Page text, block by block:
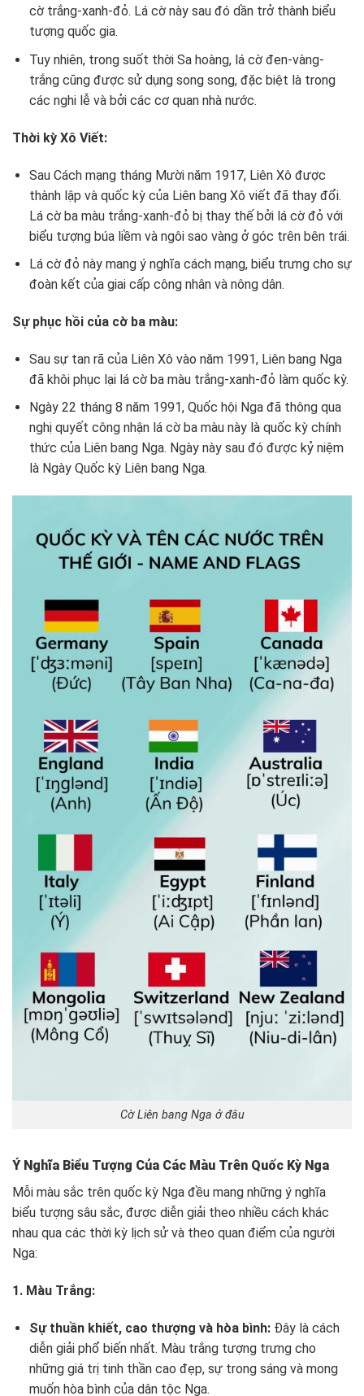
cờ trắng-xanh-đỏ. Lá cờ này sau đó dần trở thành biểu
tượng quốc gia.
Tuy nhiên, trong suốt thời Sa hoàng, lá cờ đen-vàng-
trắng cũng được sử dụng song song, đặc biệt là trong
các nghi lễ và bởi các cơ quan nhà nước.
Thời kỳ Xô Viết:
Sau Cách mạng tháng Mười năm 1917, Liên Xô được
thành lập và quốc kỳ của Liên bang Xô viết đã thay đổi.
Lá cờ ba màu trắng-xanh-đỏ bị thay thế bởi lá cờ đỏ với
biểu tượng búa liềm và ngôi sao vàng ở góc trên bên trái.
Lá cờ đỏ này mang ý nghĩa cách mạng, biểu trưng cho sự
đoàn kết của giai cấp công nhân và nông dân.
Sự phục hồi của cờ ba màu:
Sau sự tan rã của Liên Xô vào năm 1991, Liên bang Nga
đã khôi phục lại lá cờ ba màu trắng-xanh-đỏ làm quốc kỳ.
Ngày 22 tháng 8 năm 1991, Quốc hội Nga đã thông qua
nghị quyết công nhận lá cờ ba màu này là quốc kỳ chính
thức của Liên bang Nga. Ngày này sau đó được kỷ niệm
là Ngày Quốc kỳ Liên bang Nga.
Cờ Liên bang Nga ở đâu
Ý Nghĩa Biểu Tượng Của Các Màu Trên Quốc Kỳ Nga
Mỗi màu sắc trên quốc kỳ Nga đều mang những ý nghĩa
biểu tượng sâu sắc, được diễn giải theo nhiều cách khác
nhau qua các thời kỳ lịch sử và theo quan điểm của người
Nga:
1. Màu Trắng:
Sự thuần khiết, cao thượng và hòa bình:Đây là cách
diễn giải phổ biến nhất. Màu trắng tượng trưng cho
những giá trị tinh thần cao đẹp, sự trong sáng và mong
muốn hòa bình của dân tộc Nga.